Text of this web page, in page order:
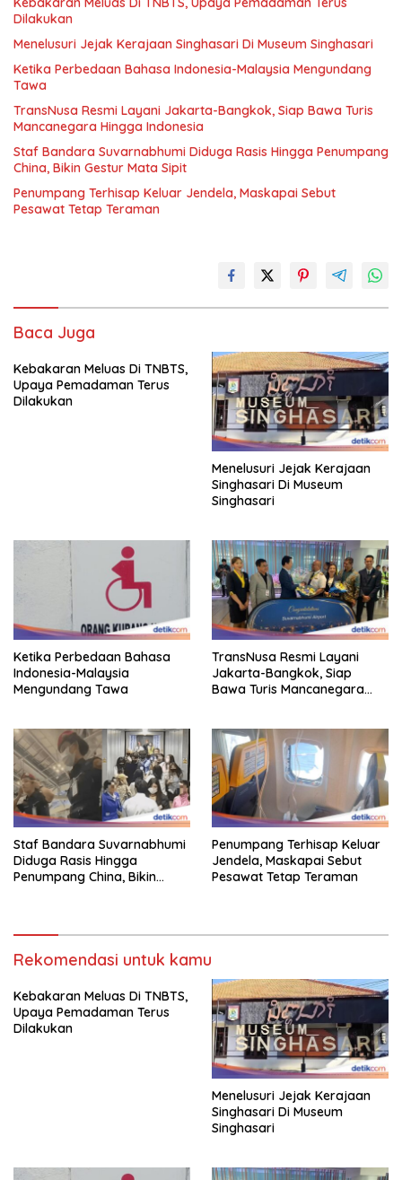
Dilakukan
Menelusuri Jejak Kerajaan Singhasari Di Museum Singhasari
Ketika Perbedaan Bahasa Indonesia-Malaysia Mengundang
Tawa
TransNusa Resmi Layani Jakarta-Bangkok, Siap Bawa Turis
Mancanegara Hingga Indonesia
Staf Bandara Suvarnabhumi Diduga Rasis Hingga Penumpang
China, Bikin Gestur Mata Sipit
Penumpang Terhisap Keluar Jendela, Maskapai Sebut
Pesawat Tetap Teraman
Baca Juga
Kebakaran Meluas Di TNBTS,
Upaya Pemadaman Terus
Dilakukan
Menelusuri Jejak Kerajaan
Singhasari Di Museum
Singhasari
Ketika Perbedaan Bahasa
Indonesia-Malaysia
Mengundang Tawa
TransNusa Resmi Layani
Jakarta-Bangkok, Siap
Bawa Turis Mancanegara
Staf Bandara Suvarnabhumi
Diduga Rasis Hingga
Penumpang China, Bikin
Penumpang Terhisap Keluar
Jendela, Maskapai Sebut
Pesawat Tetap Teraman
Rekomendasi untuk kamu
Kebakaran Meluas Di TNBTS,
Upaya Pemadaman Terus
Dilakukan
Menelusuri Jejak Kerajaan
Singhasari Di Museum
Singhasari